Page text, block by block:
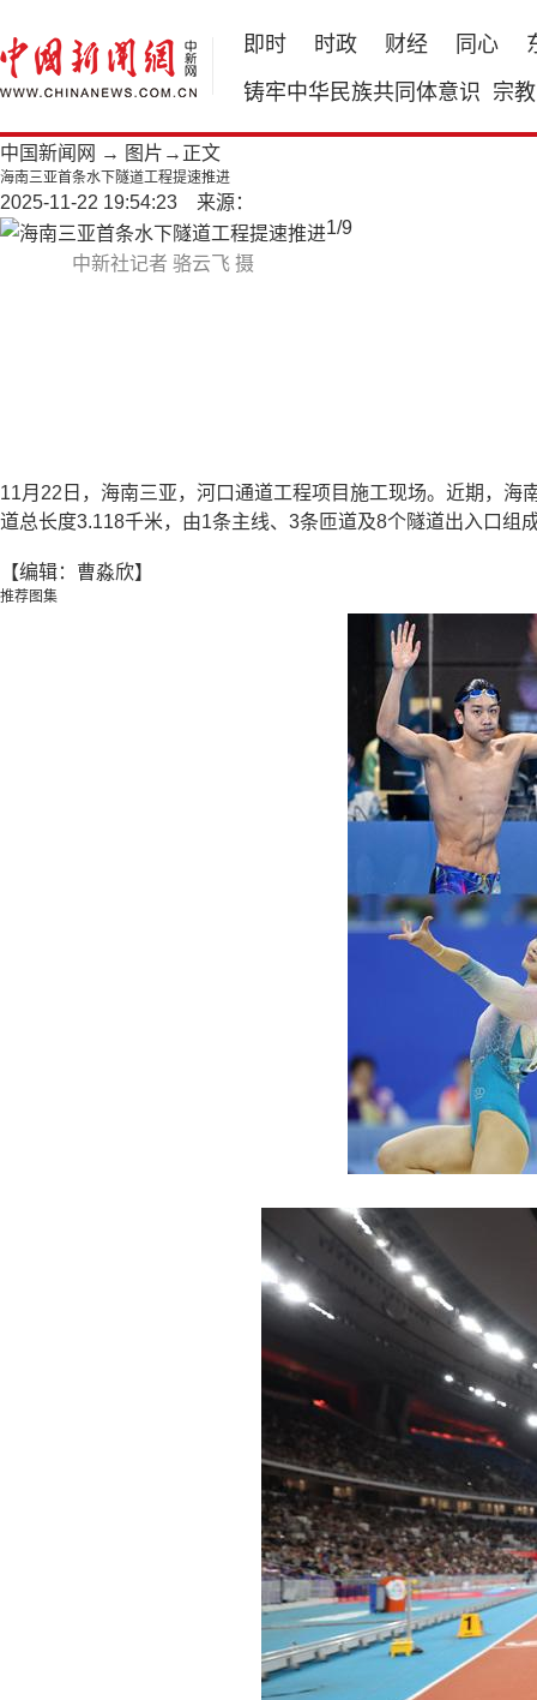
即时 时政 财经 同心
铸牢中华民族共同体意识 宗教
中国新闻网 → 图片 →正文
海南三亚首条水下隧道工程提速推进
2025-11-22 19:54:23 来源：
中新社记者 骆云飞 摄
1/9
11月22日，海南三亚，河口通道工程项目施工现场。近期，
道总长度3.118千米，由1条主线、3条匝道及8个隧道出入口组
【编辑：曹淼欣】
推荐图集